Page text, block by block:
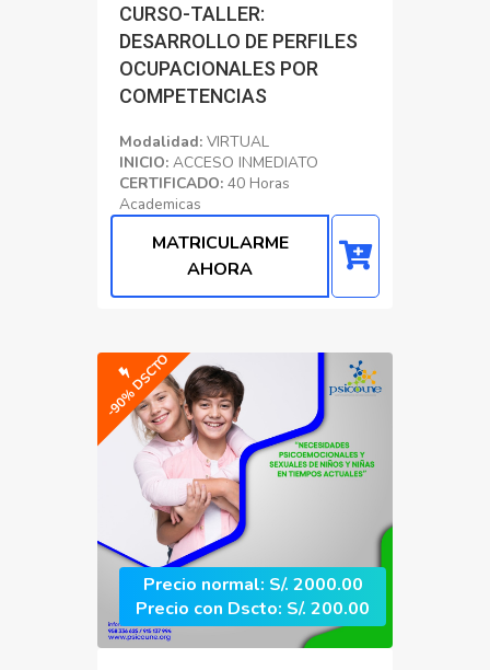
CURSO-TALLER:
DESARROLLO DE PERFILES
OCUPACIONALES POR
COMPETENCIAS
Modalidad: VIRTUAL
INICIO: ACCESO INMEDIATO
CERTIFICADO: 40 Horas
Academicas
Psicología Organizacional
MATRICULARME
AHORA
-90% DSCTO
Precio normal: S/. 2000.00
Precio con Dscto: S/. 200.00